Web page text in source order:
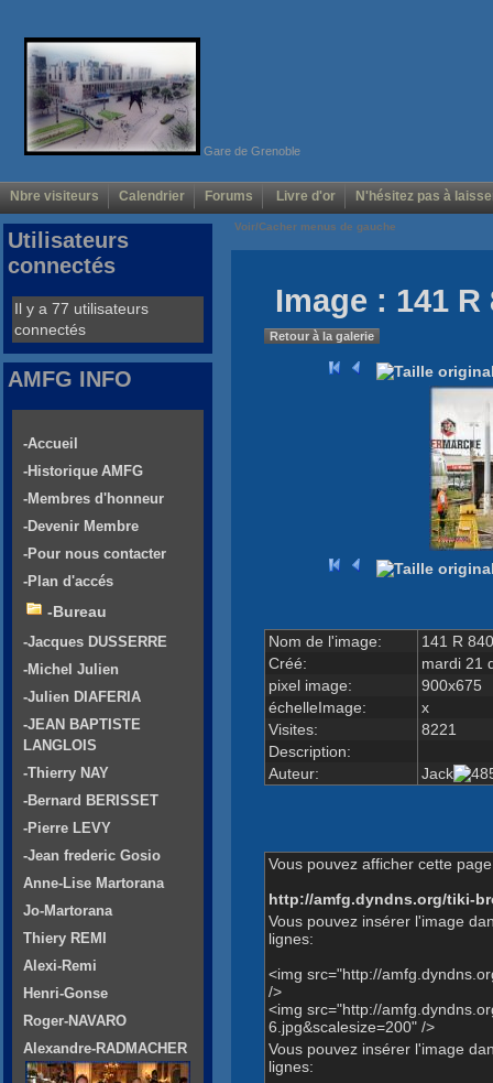
Gare de Grenoble
Nbre visiteurs Calendrier Forums Livre d'or N'hésitez pas à
Voir/Cacher menus de gauche
Image : 141 R
Retour à la galerie
Nom de l'image:
141 R
Créé:
mardi 21
pixel image:
900x675
échelleImage:
x
Visites:
8221
Description:
Auteur:
Jack
Vous pouvez afficher cette
http://amfg.dyndns.org/tiki-
Vous pouvez insérer l'image
lignes:
<img src="http://
/>
<img src="http://
6.jpg&scalesize=200" />
Vous pouvez insérer l'image
lignes:
Utilisateurs
connectés
Il y a 77 utilisateurs
connectés
AMFG INFO
-Accueil
-Historique AMFG
-Membres d'honneur
-Devenir Membre
-Pour nous contacter
-Plan d'accés
-Bureau
-Jacques DUSSERRE
-Michel Julien
-Julien DIAFERIA
-JEAN BAPTISTE
LANGLOIS
-Thierry NAY
-Bernard BERISSET
-Pierre LEVY
-Jean frederic Gosio
Anne-Lise Martorana
Jo-Martorana
Thiery REMI
Alexi-Remi
Henri-Gonse
Roger-NAVARO
Alexandre-RADMACHER